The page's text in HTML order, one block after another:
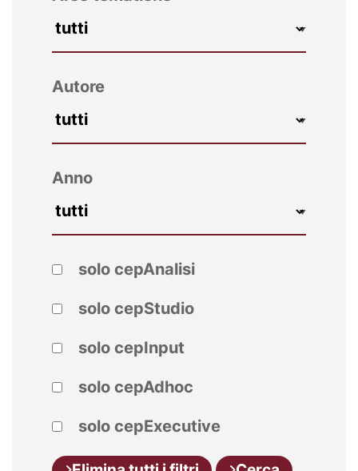
Autore
Anno
solo cepAnalisi
solo cepStudio
solo cepInput
solo cepAdhoc
solo cepExecutive